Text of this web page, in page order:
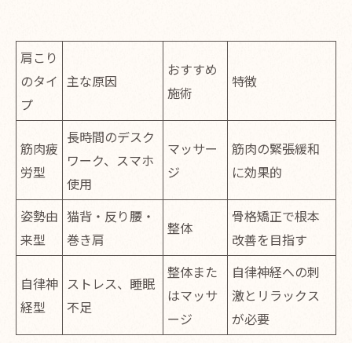
肩こり
のタイ
プ
主な原因
おすすめ
施術
特徴
筋肉疲
労型
長時間のデスク
ワーク、スマホ
使用
マッサー
ジ
筋肉の緊張緩和
に効果的
姿勢由
来型
猫背・反り腰・
巻き肩
整体
骨格矯正で根本
改善を目指す
自律神
経型
ストレス、睡眠
不足
整体また
はマッサ
ージ
自律神経への刺
激とリラックス
が必要